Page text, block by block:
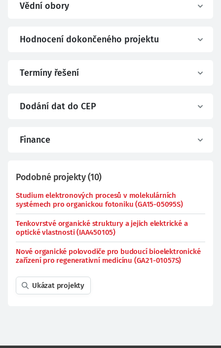
Vědní obory
Hodnocení dokončeného projektu
Termíny řešení
Dodání dat do CEP
Finance
Podobné projekty(10)
Studium elektronových procesů v molekulárních
systémech pro organickou fotoniku (GA15-05095S)
Tenkovrstvé organické struktury a jejich elektrické a
optické vlastnosti (IAA450105)
Nové organické polovodiče pro budoucí bioelektronické
zařízení pro regenerativní medicínu (GA21-01057S)
Ukázat projekty